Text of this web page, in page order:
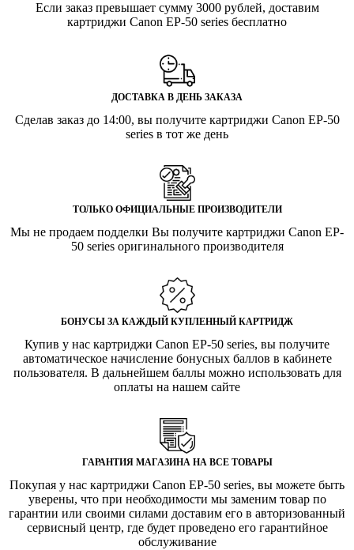
Если заказ превышает сумму 3000 рублей, доставим
картриджи Canon EP-50 series бесплатно
ДОСТАВКА В ДЕНЬ ЗАКАЗА
Сделав заказ до 14:00, вы получите картриджи Canon EP-50
series в тот же день
ТОЛЬКО ОФИЦИАЛЬНЫЕ ПРОИЗВОДИТЕЛИ
Мы не продаем подделки Вы получите картриджи Canon EP-
50 series оригинального производителя
БОНУСЫ ЗА КАЖДЫЙ КУПЛЕННЫЙ КАРТРИДЖ
Купив у нас картриджи Canon EP-50 series, вы получите
автоматическое начисление бонусных баллов в кабинете
пользователя. В дальнейшем баллы можно использовать для
оплаты на нашем сайте
ГАРАНТИЯ МАГАЗИНА НА ВСЕ ТОВАРЫ
Покупая у нас картриджи Canon EP-50 series, вы можете быть
уверены, что при необходимости мы заменим товар по
гарантии или своими силами доставим его в авторизованный
сервисный центр, где будет проведено его гарантийное
обслуживание